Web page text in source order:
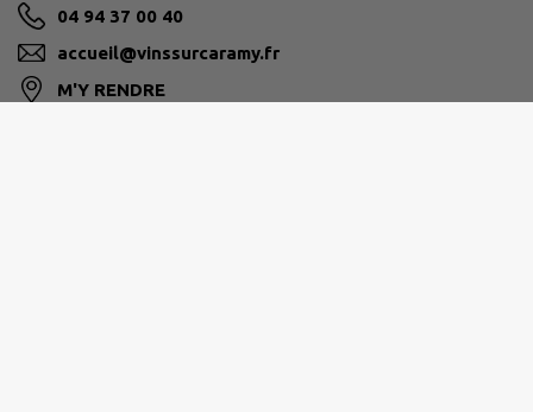
04 94 37 00 40
accueil@vinssurcaramy.fr
M'Y RENDRE